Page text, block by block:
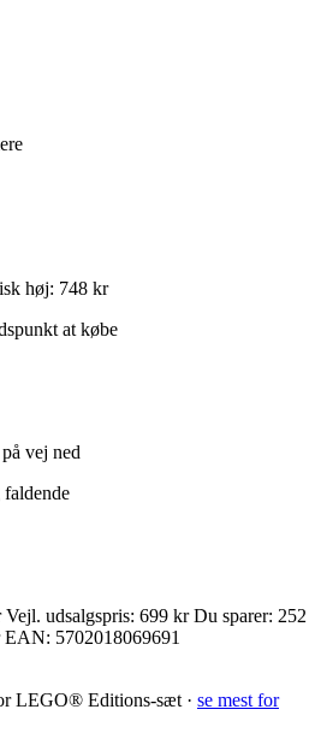
høj: 748 kr
at købe
vej ned
faldende
Vejl. udsalgspris: 699 kr Du sparer: 252
EAN: 5702018069691
LEGO® Editions-sæt · se mest for